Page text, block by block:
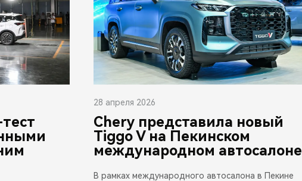
28 апреля 2026
Chery представила новый
Tiggo V на Пекинском
международном автосалоне
В рамках международного автосалона в Пекине